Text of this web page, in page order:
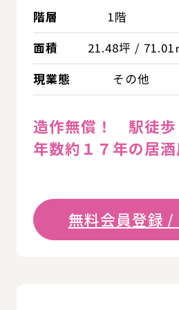
階層
1階
面積
21.48坪 / 71.01
現業態
その他
造作無償！ 駅徒
年数約１７年の居酒
無料会員登録 /